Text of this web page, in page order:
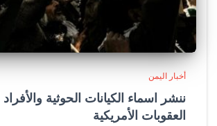
أخبار اليمن
ننشر اسماء الكيانات الحوثية
العقوبات الأمريكية